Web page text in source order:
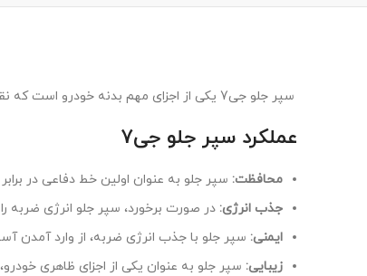
سپر جلو جی7 یکی از اجزای مهم بدنه خودرو است که نقش‌های مختلفی را ایفا می‌کند. در خودرو کی ام سی جی7 نیز سپر جلو از اهمیت بالایی برخوردار است. در ادامه به بررسی کامل‌تر می‌پردازیم:
عملکرد سپر جلو جی7
محافظت: سپر جلو به عنوان اولین خط دفاعی در
جذب انرژی: در صورت برخورد، سپر جلو انرژی ضربه
ایمنی: سپر جلو با جذب انرژی ضربه، از وارد آمدن
زیبایی: سپر جلو به عنوان یکی از اجزای ظاهری